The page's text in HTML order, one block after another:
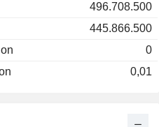
496.708.500
445.866.500
0
0,01